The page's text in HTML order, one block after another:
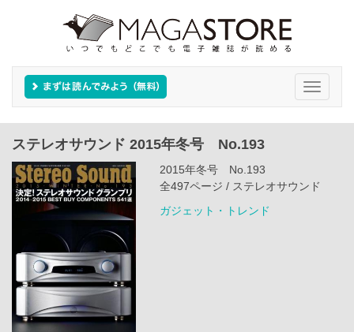
Toggle
ステレオサウンド 2015年冬号 No.193
2015年冬号 No.193
全497ページ / ステレオサウンド
ガジェット・トレンド